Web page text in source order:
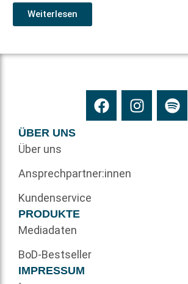
Weiterlesen
ÜBER UNS
Über uns
Ansprechpartner:innen
Kundenservice
PRODUKTE
Mediadaten
BoD-Bestseller
IMPRESSUM